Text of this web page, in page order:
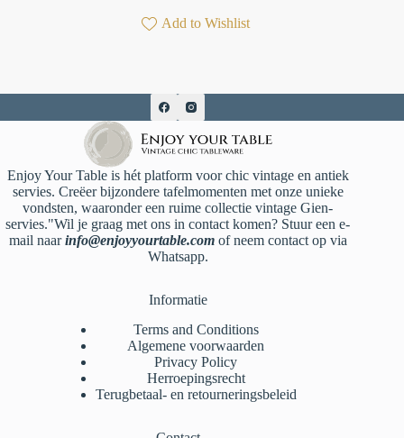
Add to Wishlist
Enjoy Your Table is hét platform voor chic vintage en antiek
servies. Creëer bijzondere tafelmomenten met onze unieke
vondsten, waaronder een ruime collectie vintage Gien-
servies."Wil je graag met ons in contact komen? Stuur een e-
mail naarinfo@enjoyyourtable.comof neem contact op via
Whatsapp.
Informatie
Terms and Conditions
Algemene voorwaarden
Privacy Policy
Herroepingsrecht
Terugbetaal- en retourneringsbeleid